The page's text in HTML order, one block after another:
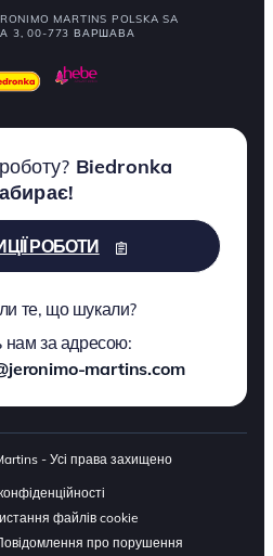
MARTINS POLSKA SA
3, 00-773 ВАРШАВА
Biedronka
РОБОТИ
те, що шукали?
нам за адресою:
martins.com
- Усі права захищено
файлів cookie
про порушення